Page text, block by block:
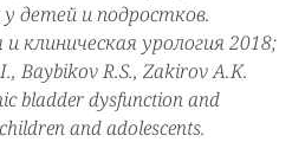
детей и подростков.
клиническая урология 2018;
Baybikov R.S., Zakirov A.K.
bladder dysfunction and
and adolescents.